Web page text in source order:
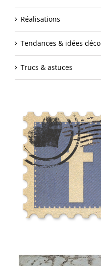
Réalisations
Tendances & idées déco
Trucs & astuces